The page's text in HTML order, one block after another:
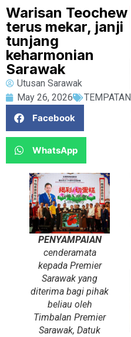
Warisan Teochew
terus mekar, janji
tunjang
keharmonian
Sarawak
Utusan Sarawak
May 26, 2026
TEMPATAN
Facebook
WhatsApp
PENYAMPAIAN
cenderamata
kepada Premier
Sarawak yang
diterima bagi pihak
beliau oleh
Timbalan Premier
Sarawak, Datuk